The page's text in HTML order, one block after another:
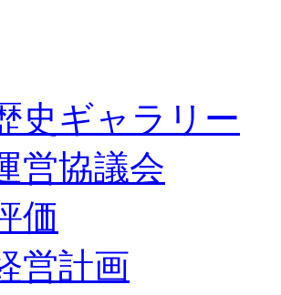
史ギャラリー
営協議会
価
営計画